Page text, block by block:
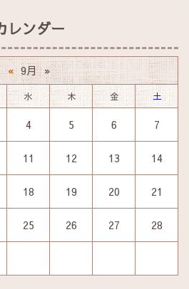
レンダー
« 9月 »
水 木 金 土
4 5 6 7
11 12 13 14
18 19 20 21
25 26 27 28